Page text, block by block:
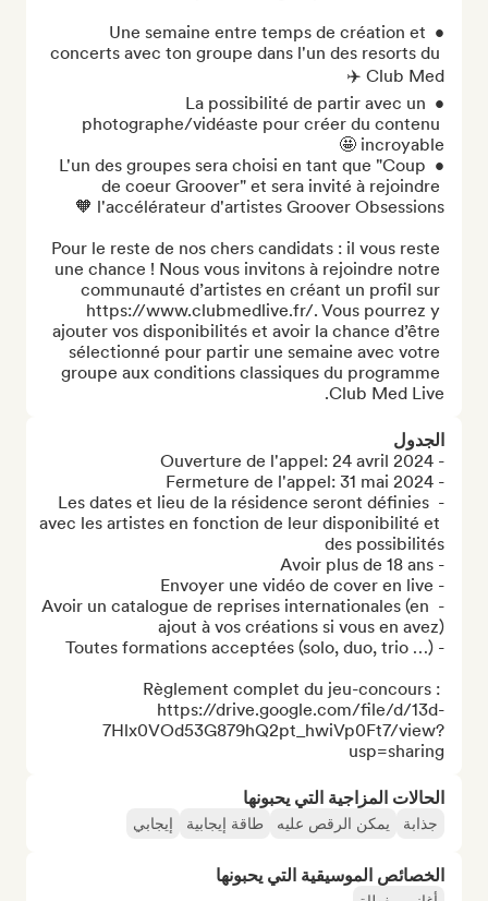
• Une semaine entre temps de création et
concerts avec ton groupe dans l'un des resorts du
• La possibilité de partir avec un
photographe/vidéaste pour créer du contenu
• L'un des groupes sera choisi en tant que "Coup
de coeur Groover" et sera invité à rejoindre
Pour le reste de nos chers candidats : il vous reste
une chance ! Nous vous invitons à rejoindre notre
communauté d’artistes en créant un profil sur
https://www.clubmedlive.fr/. Vous pourrez y
ajouter vos disponibilités et avoir la chance d’être
sélectionné pour partir une semaine avec votre
groupe aux conditions classiques du programme
Club Med Live.
الجدول
- Les dates et lieu de la résidence seront définies
avec les artistes en fonction de leur disponibilité et
- Avoir un catalogue de reprises internationales (en
Règlement complet du jeu-concours :
https://drive.google.com/file/d/13d-
7Hlx0VOd53G879hQ2pt_hwiVp0Ft7/view?
usp=sharing
الحالات المزاجية التي يحبونها
جذابة يمكن الرقص عليه طاقة إيجابية إيجابي
الخصائص الموسيقية التي يحبونها